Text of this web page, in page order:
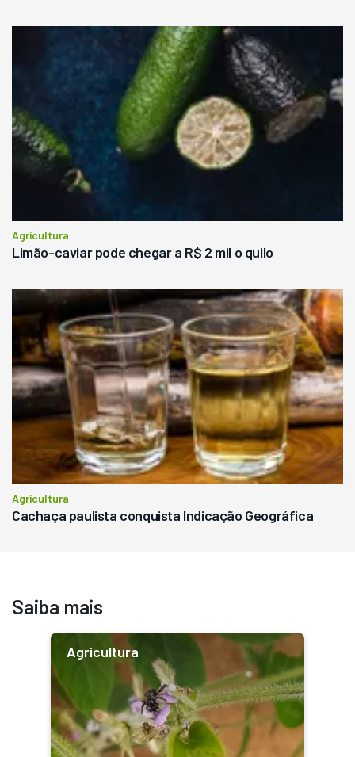
Agricultura
Limão-caviar pode chegar a R$ 2 mil o quilo
Agricultura
Cachaça paulista conquista Indicação Geográfica
Saiba mais
Agricultura